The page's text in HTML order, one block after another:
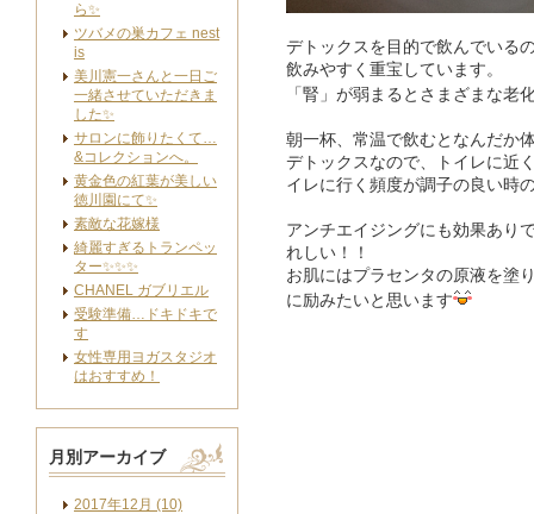
デトックスを目的で飲んでいる
飲みやすく重宝しています。
「腎」が弱まるとさまざまな老
朝一杯、常温で飲むとなんだか
デトックスなので、トイレに近
イレに行く頻度が調子の良い時
アンチエイジングにも効果あり
れしい！！
お肌にはプラセンタの原液を塗
に励みたいと思います
ら✨
ツバメの巣カフェ nest
is
美川憲一さんと一日ご
一緒させていただきま
した✨
サロンに飾りたくて…
&コレクションへ。
黄金色の紅葉が美しい
徳川園にて✨
素敵な花嫁様
綺麗すぎるトランペッ
ター✨✨✨
CHANEL ガブリエル
受験準備…ドキドキで
す
女性専用ヨガスタジオ
はおすすめ！
月別アーカイブ
2017年12月 (10)